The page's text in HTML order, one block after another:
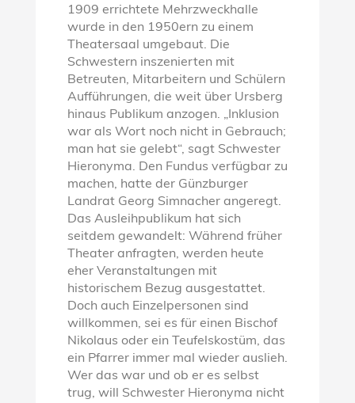
1909 errichtete Mehrzweckhalle
wurde in den 1950ern zu einem
Theatersaal umgebaut. Die
Schwestern inszenierten mit
Betreuten, Mitarbeitern und Schülern
Aufführungen, die weit über Ursberg
hinaus Publikum anzogen. „Inklusion
war als Wort noch nicht in Gebrauch;
man hat sie gelebt“, sagt Schwester
Hieronyma. Den Fundus verfügbar zu
machen, hatte der Günzburger
Landrat Georg Simnacher angeregt.
Das Ausleihpublikum hat sich
seitdem gewandelt: Während früher
Theater anfragten, werden heute
eher Veranstaltungen mit
historischem Bezug ausgestattet.
Doch auch Einzelpersonen sind
willkommen, sei es für einen Bischof
Nikolaus oder ein Teufelskostüm, das
ein Pfarrer immer mal wieder auslieh.
Wer das war und ob er es selbst
trug, will Schwester Hieronyma nicht